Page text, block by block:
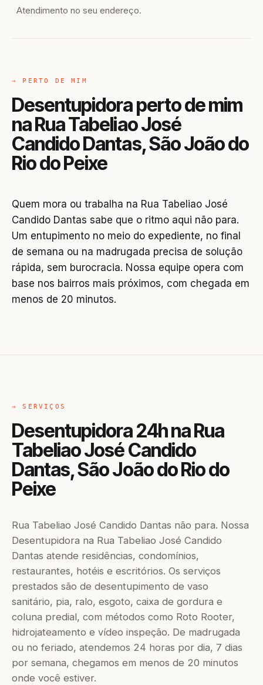
Atendimento no seu endereço.
→ PERTO DE MIM
Desentupidora perto de mim
na Rua Tabeliao José
Candido Dantas, São João do
Rio do Peixe
Quem mora ou trabalha na Rua Tabeliao José
Candido Dantas sabe que o ritmo aqui não para.
Um entupimento no meio do expediente, no final
de semana ou na madrugada precisa de solução
rápida, sem burocracia. Nossa equipe opera com
base nos bairros mais próximos, com chegada em
menos de 20 minutos.
→ SERVIÇOS
Desentupidora 24h na Rua
Tabeliao José Candido
Dantas, São João do Rio do
Peixe
Rua Tabeliao José Candido Dantas não para. Nossa
Desentupidora na Rua Tabeliao José Candido
Dantas atende residências, condomínios,
restaurantes, hotéis e escritórios. Os serviços
prestados são de desentupimento de vaso
sanitário, pia, ralo, esgoto, caixa de gordura e
coluna predial, com métodos como Roto Rooter,
hidrojateamento e vídeo inspeção. De madrugada
ou no feriado, atendemos 24 horas por dia, 7 dias
por semana, chegamos em menos de 20 minutos
onde você estiver.